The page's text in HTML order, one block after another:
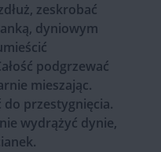
zeskrobać
dyniowym
podgrzewać
mieszając.
przestygnięcia.
wydrążyć dynie,